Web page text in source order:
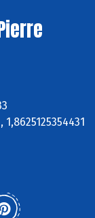
1,8625125354431